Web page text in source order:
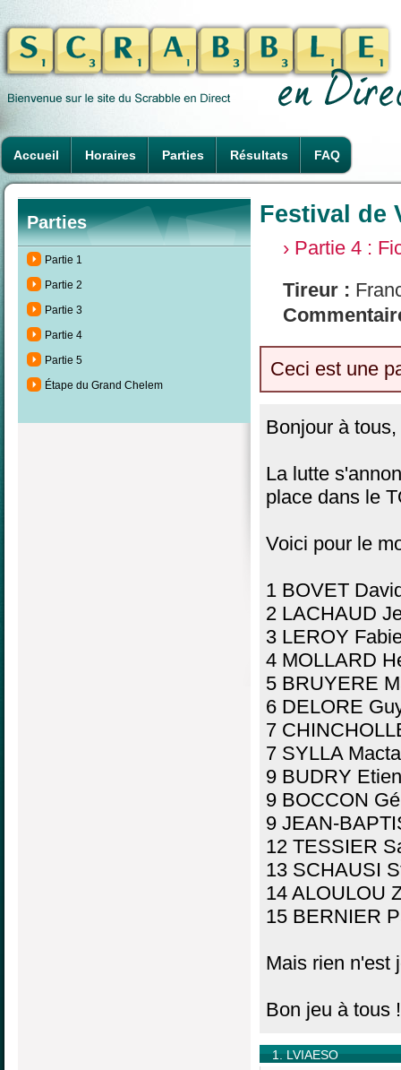
Accueil Horaires Parties Résultats FAQ
Parties
Partie 1
Partie 2
Partie 3
Partie 4
Partie 5
Étape du Grand Chelem
Festival de
› Partie 4 :
Tireur :
Ceci est une
Bonjour à
La lutte
place dans le
Voici pour le
1 BOVET
2 LACHAUD
3 LEROY
4 MOLLARD
5 BRUYERE
6 DELORE
7
7 SYLLA
9 BUDRY
9 BOCCON
9 JEAN-
12 TESSIER
13 SCHAUSI
14 ALOULOU
15 BERNIER
Mais rien n'est
Bon jeu à tous !
1. LVIAESO